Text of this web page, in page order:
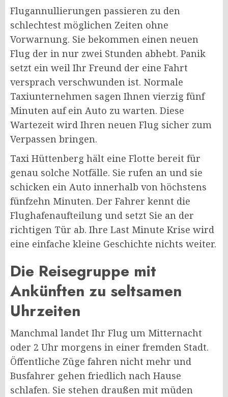
Flugannullierungen passieren zu den
schlechtest möglichen Zeiten ohne
Vorwarnung. Sie bekommen einen neuen
Flug der in nur zwei Stunden abhebt. Panik
setzt ein weil Ihr Freund der eine Fahrt
versprach verschwunden ist. Normale
Taxiunternehmen sagen Ihnen vierzig fünf
Minuten auf ein Auto zu warten. Diese
Wartezeit wird Ihren neuen Flug sicher zum
Verpassen bringen.
Taxi Hüttenberg hält eine Flotte bereit für
genau solche Notfälle. Sie rufen an und sie
schicken ein Auto innerhalb von höchstens
fünfzehn Minuten. Der Fahrer kennt die
Flughafenaufteilung und setzt Sie an der
richtigen Tür ab. Ihre Last Minute Krise wird
eine einfache kleine Geschichte nichts weiter.
Die Reisegruppe mit
Ankünften zu seltsamen
Uhrzeiten
Manchmal landet Ihr Flug um Mitternacht
oder 2 Uhr morgens in einer fremden Stadt.
Öffentliche Züge fahren nicht mehr und
Busfahrer gehen friedlich nach Hause
schlafen. Sie stehen draußen mit müden